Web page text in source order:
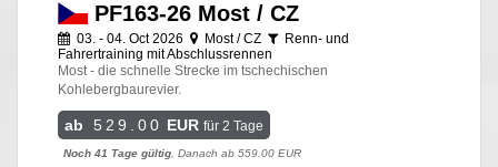
PF163-26 Most / CZ
03. - 04. Oct 2026 Most / CZ
Renn- und
Fahrertraining mit Abschlussrennen
Most - die schnelle Strecke im tschechischen
Kohlebergbaurevier.
ab 529.00 EUR für 2 Tage
Noch 41 Tage gültig, Danach ab 559.00 EUR